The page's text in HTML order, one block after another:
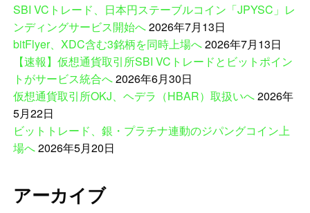
SBI VCトレード、日本円ステーブルコイン「JPYSC」レ
ンディングサービス開始へ2026年7月13日
bitFlyer、XDC含む3銘柄を同時上場へ2026年7月13日
【速報】仮想通貨取引所SBI VCトレードとビットポイン
トがサービス統合へ2026年6月30日
仮想通貨取引所OKJ、ヘデラ（HBAR）取扱いへ2026年
5月22日
ビットトレード、銀・プラチナ連動のジパングコイン上
場へ2026年5月20日
アーカイブ